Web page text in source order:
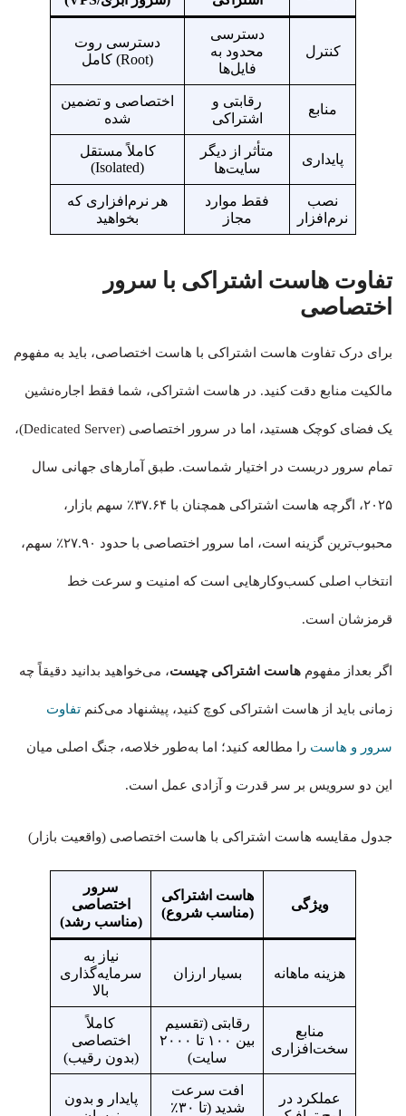
کنترل
دسترسی
محدود به
فایل‌ها
دسترسی روت
(Root) کامل
منابع
رقابتی و
اشتراکی
اختصاصی و تضمین
شده
پایداری
متأثر از دیگر
سایت‌ها
کاملاً مستقل
(Isolated)
نصب
نرم‌افزار
فقط موارد
مجاز
هر نرم‌افزاری که
بخواهید
تفاوت هاست اشتراکی با سرور
اختصاصی
برای درک تفاوت هاست اشتراکی با هاست اختصاصی، باید به مفهوم
مالکیت منابع دقت کنید. در هاست اشتراکی، شما فقط اجاره‌نشین
یک فضای کوچک هستید، اما در سرور اختصاصی (Dedicated Server)،
تمام سرور دربست در اختیار شماست. طبق آمارهای جهانی سال
۲۰۲۵، اگرچه هاست اشتراکی همچنان با ۳۷.۶۴٪ سهم بازار،
محبوب‌ترین گزینه است، اما سرور اختصاصی با حدود ۲۷.۹۰٪ سهم،
انتخاب اصلی کسب‌وکارهایی است که امنیت و سرعت خط
قرمزشان است.
اگر بعداز مفهوم هاست اشتراکی چیست، می‌خواهید بدانید دقیقاً چه
زمانی باید از هاست اشتراکی کوچ کنید، پیشنهاد می‌کنم تفاوت
سرور و هاست را مطالعه کنید؛ اما به‌طور خلاصه، جنگ اصلی میان
این دو سرویس بر سر قدرت و آزادی عمل است.
جدول مقایسه هاست اشتراکی با هاست اختصاصی (واقعیت بازار)
ویژگی
هاست اشتراکی
(مناسب شروع)
سرور
اختصاصی
(مناسب رشد)
هزینه ماهانه بسیار ارزان
نیاز به
سرمایه‌گذاری
بالا
منابع
سخت‌افزاری
رقابتی (تقسیم
بین ۱۰۰ تا ۲۰۰۰
سایت)
کاملاً
اختصاصی
(بدون رقیب)
عملکرد در
افت سرعت
شدید (تا ۳۰٪
پایدار و بدون